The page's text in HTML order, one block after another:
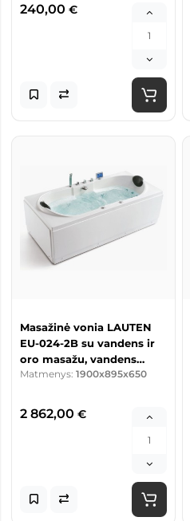
240,00 €
Masažinė vonia LAUTEN
EU-024-2B su vandens ir
oro masažu, vandens
šildytuvu
Matmenys: 1900x895x650
2 862,00 €